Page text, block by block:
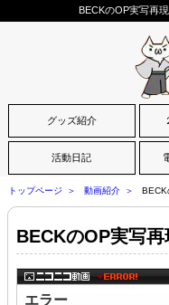
BECKのOP実写再
グッズ紹介
活動日記
トップページ 動画紹介 BECK
BECKのOP実写再